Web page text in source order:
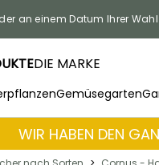
an einem Datum Ihrer Wahl
DIE MARKE
Gemüsegarten
WIR HABEN DEN